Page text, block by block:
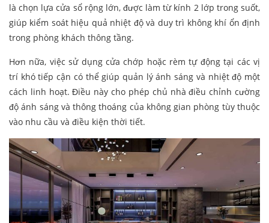
là chọn lựa cửa sổ rộng lớn, được làm từ kính 2 lớp trong suốt,
giúp kiểm soát hiệu quả nhiệt độ và duy trì không khí ổn định
trong phòng khách thông tầng.
Hơn nữa, việc sử dụng cửa chớp hoặc rèm tự động tại các vị
trí khó tiếp cận có thể giúp quản lý ánh sáng và nhiệt độ một
cách linh hoạt. Điều này cho phép chủ nhà điều chỉnh cường
độ ánh sáng và thông thoáng của không gian phòng tùy thuộc
vào nhu cầu và điều kiện thời tiết.